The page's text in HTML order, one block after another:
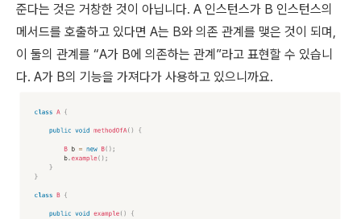
준다는 것은 거창한 것이 아닙니다. A 인스턴스가 B 인스턴스의
메서드를 호출하고 있다면 A는 B와 의존 관계를 맺은 것이 되며,
이 둘의 관계를 “A가 B에 의존하는 관계”라고 표현할 수 있습니
다. A가 B의 기능을 가져다가 사용하고 있으니까요.